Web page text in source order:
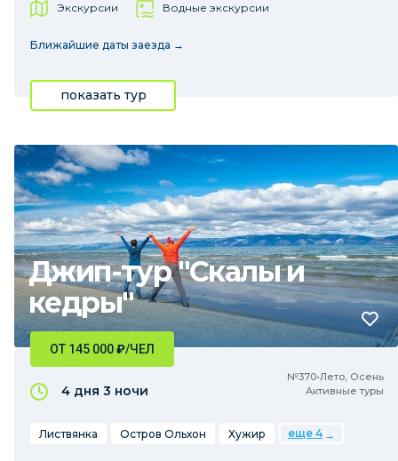
Экскурсии Водные экскурсии
Ближайшие даты заезда →
показать тур
Джип-тур "Скалы и
кедры"
№370•Лето, Осень
Активные туры
ОТ 145 000₽/ЧЕЛ
4 дня 3 ночи
Листвянка Остров Ольхон Хужир еще 4